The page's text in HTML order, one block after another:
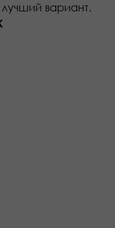
вариант.